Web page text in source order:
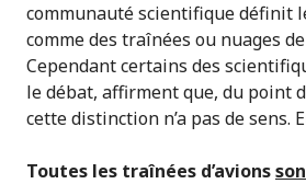
communauté scientifique définit
comme des traînées ou nuages
Cependant certains des
le débat, affirment que, du point
cette distinction n’a pas de sens.
Toutes les traînées d’avions